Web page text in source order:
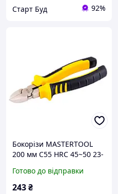
Старт Буд 92%
Бокорізи MASTERTOOL
200 мм C55 HRC 45~50 23-
Готово до відправки
243₴